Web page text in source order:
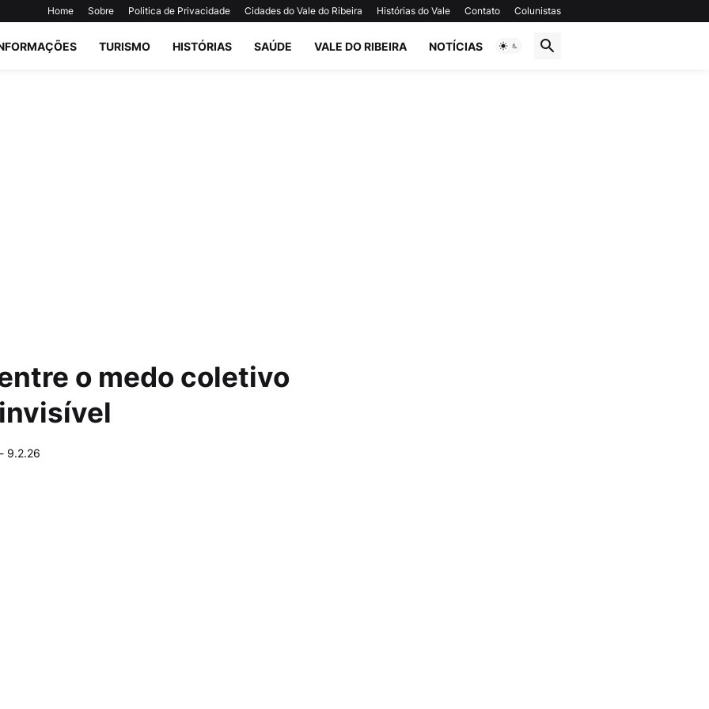
Home Sobre Politica de Privacidade Cidades do Vale do Ribeira Histórias do Vale Contato Colunistas
TURISMO HISTÓRIAS SAÚDE VALE DO RIBEIRA NOTÍCIAS
o medo coletivo
- 9.2.26